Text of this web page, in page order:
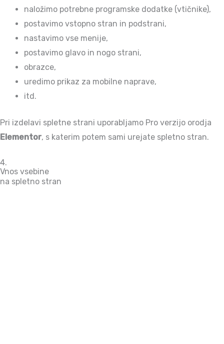
naložimo potrebne programske dodatke (vtičnike),
postavimo vstopno stran in podstrani,
nastavimo vse menije,
postavimo glavo in nogo strani,
obrazce,
uredimo prikaz za mobilne naprave,
itd.
Pri izdelavi spletne strani uporabljamo Pro verzijo orodja
Elementor, s katerim potem sami urejate spletno stran.
4.
Vnos vsebine
na spletno stran